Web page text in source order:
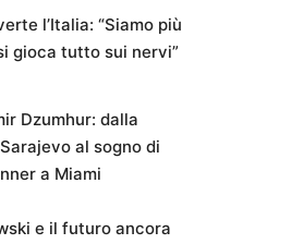
l’Italia: “Siamo più
gioca tutto sui nervi”
Dzumhur: dalla
al sogno di
a Miami
e il futuro ancora